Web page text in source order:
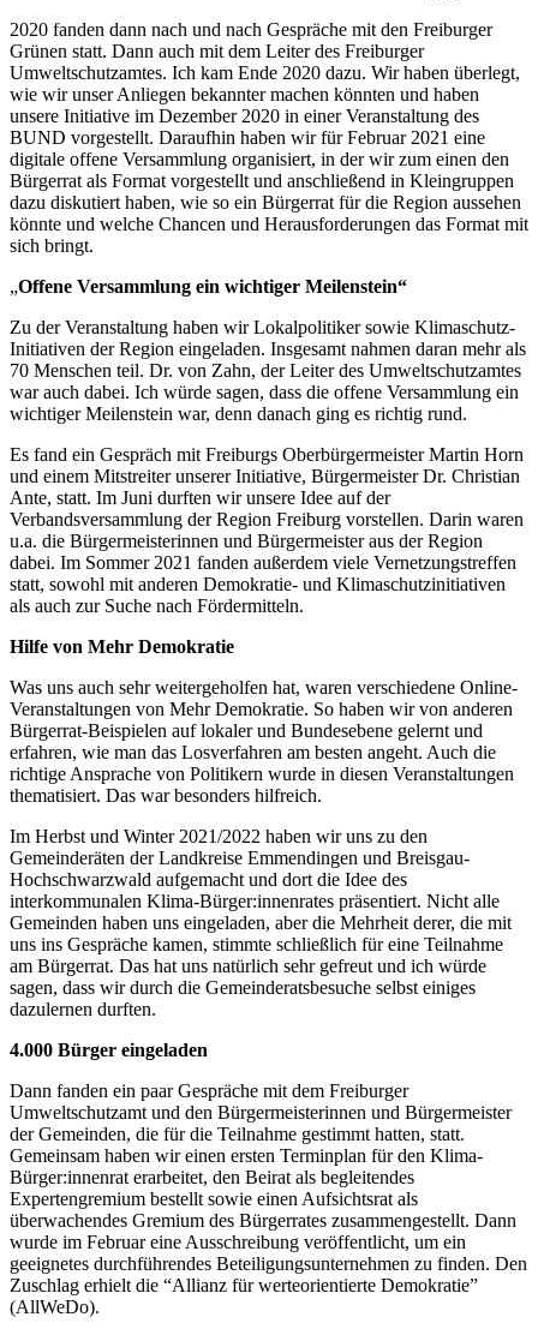
2020 fanden dann nach und nach Gespräche mit den Freiburger
Grünen statt. Dann auch mit dem Leiter des Freiburger
Umweltschutzamtes. Ich kam Ende 2020 dazu. Wir haben überlegt,
wie wir unser Anliegen bekannter machen könnten und haben
unsere Initiative im Dezember 2020 in einer Veranstaltung des
BUND vorgestellt. Daraufhin haben wir für Februar 2021 eine
digitale offene Versammlung organisiert, in der wir zum einen den
Bürgerrat als Format vorgestellt und anschließend in Kleingruppen
dazu diskutiert haben, wie so ein Bürgerrat für die Region aussehen
könnte und welche Chancen und Herausforderungen das Format mit
sich bringt.
„Offene Versammlung ein wichtiger Meilenstein“
Zu der Veranstaltung haben wir Lokalpolitiker sowie Klimaschutz-
Initiativen der Region eingeladen. Insgesamt nahmen daran mehr als
70 Menschen teil. Dr. von Zahn, der Leiter des Umweltschutzamtes
war auch dabei. Ich würde sagen, dass die offene Versammlung ein
wichtiger Meilenstein war, denn danach ging es richtig rund.
Es fand ein Gespräch mit Freiburgs Oberbürgermeister Martin Horn
und einem Mitstreiter unserer Initiative, Bürgermeister Dr. Christian
Ante, statt. Im Juni durften wir unsere Idee auf der
Verbandsversammlung der Region Freiburg vorstellen. Darin waren
u.a. die Bürgermeisterinnen und Bürgermeister aus der Region
dabei. Im Sommer 2021 fanden außerdem viele Vernetzungstreffen
statt, sowohl mit anderen Demokratie- und Klimaschutzinitiativen
als auch zur Suche nach Fördermitteln.
Hilfe von Mehr Demokratie
Was uns auch sehr weitergeholfen hat, waren verschiedene Online-
Veranstaltungen von Mehr Demokratie. So haben wir von anderen
Bürgerrat-Beispielen auf lokaler und Bundesebene gelernt und
erfahren, wie man das Losverfahren am besten angeht. Auch die
richtige Ansprache von Politikern wurde in diesen Veranstaltungen
thematisiert. Das war besonders hilfreich.
Im Herbst und Winter 2021/2022 haben wir uns zu den
Gemeinderäten der Landkreise Emmendingen und Breisgau-
Hochschwarzwald aufgemacht und dort die Idee des
interkommunalen Klima-Bürger:innenrates präsentiert. Nicht alle
Gemeinden haben uns eingeladen, aber die Mehrheit derer, die mit
uns ins Gespräche kamen, stimmte schließlich für eine Teilnahme
am Bürgerrat. Das hat uns natürlich sehr gefreut und ich würde
sagen, dass wir durch die Gemeinderatsbesuche selbst einiges
dazulernen durften.
4.000 Bürger eingeladen
Dann fanden ein paar Gespräche mit dem Freiburger
Umweltschutzamt und den Bürgermeisterinnen und Bürgermeister
der Gemeinden, die für die Teilnahme gestimmt hatten, statt.
Gemeinsam haben wir einen ersten Terminplan für den Klima-
Bürger:innenrat erarbeitet, den Beirat als begleitendes
Expertengremium bestellt sowie einen Aufsichtsrat als
überwachendes Gremium des Bürgerrates zusammengestellt. Dann
wurde im Februar eine Ausschreibung veröffentlicht, um ein
geeignetes durchführendes Beteiligungsunternehmen zu finden. Den
Zuschlag erhielt die “Allianz für werteorientierte Demokratie”
(AllWeDo).